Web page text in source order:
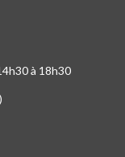
à 18h30